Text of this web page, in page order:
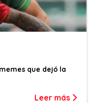
que dejó la
Leer más